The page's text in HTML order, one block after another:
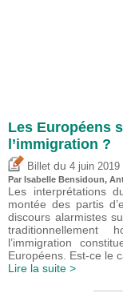
Les Européens
l’immigration ?
Billet du 4 juin 2019
Par Isabelle Bensidoun,
Les interprétations
montée des partis
discours alarmistes
traditionnellement
l’immigration
Européens. Est-ce le
Lire la suite >